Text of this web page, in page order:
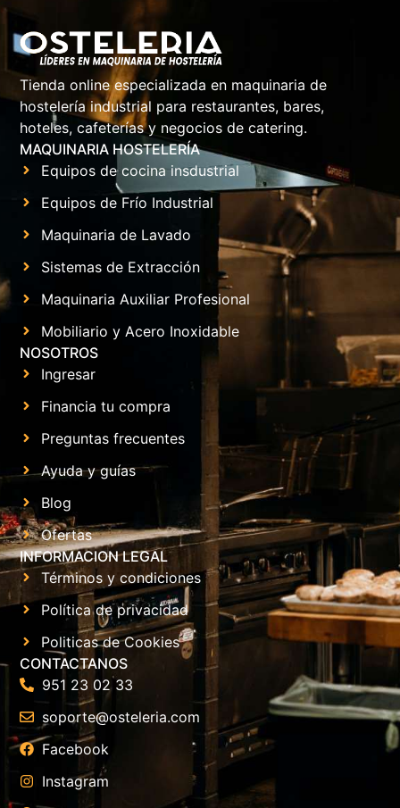
Tienda online especializada en maquinaria de
hostelería industrial para restaurantes, bares,
hoteles, cafeterías y negocios de catering.
MAQUINARIA HOSTELERÍA
Equipos de cocina insdustrial
Equipos de Frío Industrial
Maquinaria de Lavado
Sistemas de Extracción
Maquinaria Auxiliar Profesional
Mobiliario y Acero Inoxidable
NOSOTROS
Ingresar
Financia tu compra
Preguntas frecuentes
Ayuda y guías
Blog
Ofertas
INFORMACION LEGAL
Términos y condiciones
Política de privacidad
Politicas de Cookies
CONTACTANOS
951 23 02 33
soporte@osteleria.com
Facebook
Instagram